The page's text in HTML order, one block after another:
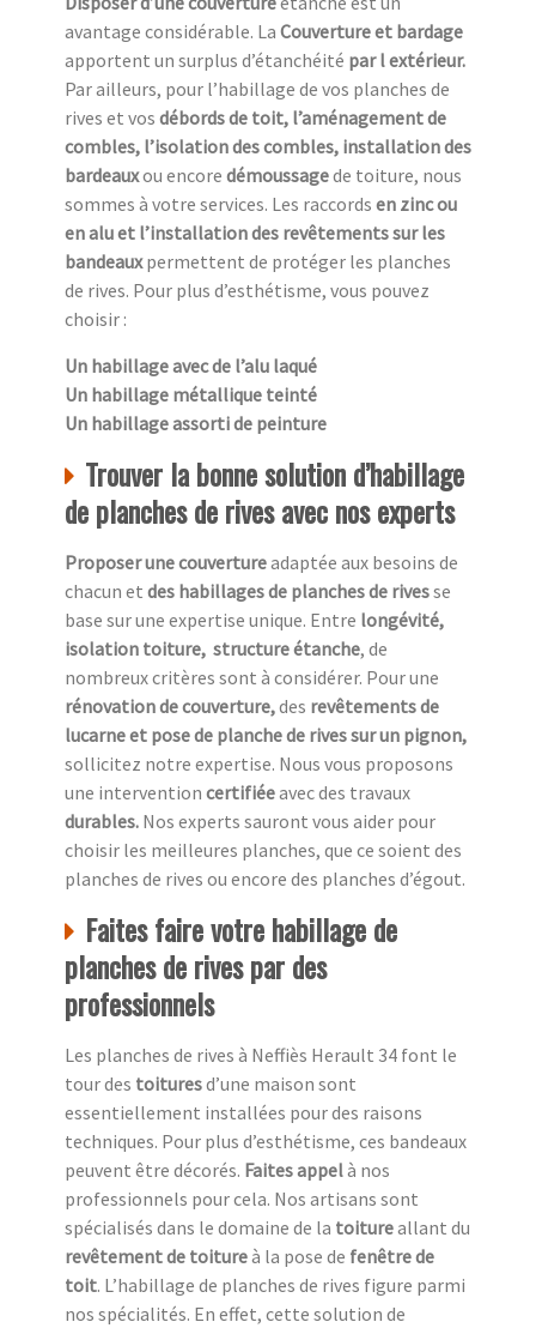
avantage considérable. La Couverture et bardage
apportent un surplus d’étanchéité par l extérieur.
Par ailleurs, pour l’habillage de vos planches de
rives et vos débords de toit, l’aménagement de
combles, l’isolation des combles, installation des
bardeauxou encore démoussagede toiture, nous
sommes à votre services. Les raccords en zinc ou
en alu et l’installation des revêtements sur les
bandeauxpermettent de protéger les planches
de rives. Pour plus d’esthétisme, vous pouvez
choisir :
Un habillage avec de l’alu laqué
Un habillage métallique teinté
Un habillage assorti de peinture
Trouver la bonne solution d’habillage
de planches de rives avec nos experts
Proposer une couvertureadaptée aux besoins de
chacun et des habillages de planches de rivesse
base sur une expertise unique. Entre longévité,
isolation toiture, structure étanche, de
nombreux critères sont à considérer. Pour une
rénovation de couverture,des revêtements de
lucarne et pose de planche de rives sur un pignon,
sollicitez notre expertise. Nous vous proposons
une intervention certifiéeavec des travaux
durables. Nos experts sauront vous aider pour
choisir les meilleures planches, que ce soient des
planches de rives ou encore des planches d’égout.
Faites faire votre habillage de
planches de rives par des
professionnels
Les planches de rives à Neffiès Herault 34 font le
tour des toituresd’une maison sont
essentiellement installées pour des raisons
techniques. Pour plus d’esthétisme, ces bandeaux
peuvent être décorés. Faites appelà nos
professionnels pour cela. Nos artisans sont
spécialisés dans le domaine de la toitureallant du
revêtement de toitureà la pose de fenêtre de
toit. L’habillage de planches de rives figure parmi
nos spécialités. En effet, cette solution de